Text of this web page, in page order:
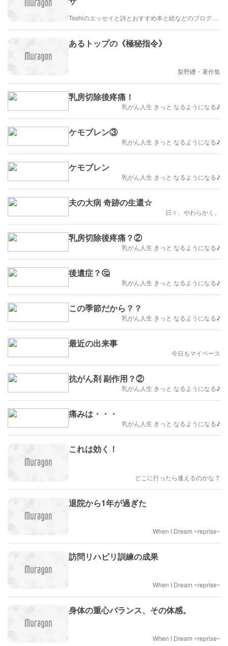
あるトップの《極秘指令》
梨野礫・著作集
乳房切除後疼痛！
乳がん人生 きっと なるようになる♪
ケモブレン③
乳がん人生 きっと なるようになる♪
ケモブレン
乳がん人生 きっと なるようになる♪
夫の大病 奇跡の生還☆
日々、やわらかく。
乳房切除後疼痛？②
乳がん人生 きっと なるようになる♪
後遺症？🤔
乳がん人生 きっと なるようになる♪
この季節だから？？
乳がん人生 きっと なるようになる♪
最近の出来事
今日もマイペース
抗がん剤 副作用？②
乳がん人生 きっと なるようになる♪
痛みは・・・
乳がん人生 きっと なるようになる♪
これは効く！
どこに行ったら逢えるのかな？
退院から1年が過ぎた
When I Dream ~reprise~
訪問リハビリ訓練の成果
When I Dream ~reprise~
身体の重心バランス、その体感。
When I Dream ~reprise~